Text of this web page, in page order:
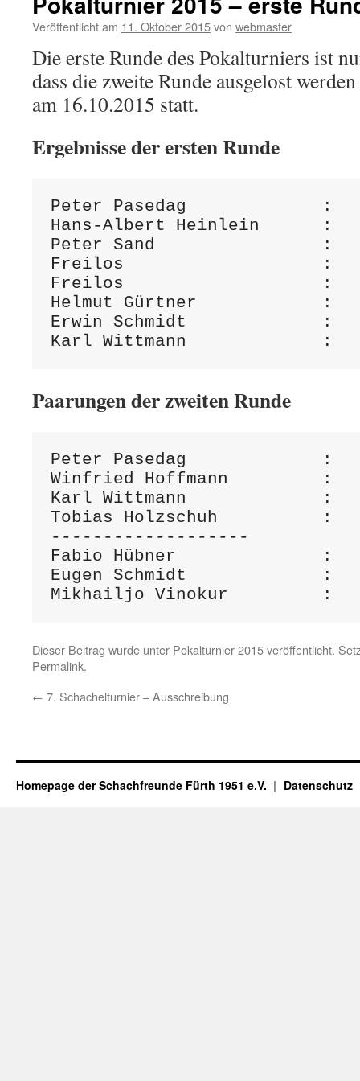
Veröffentlicht am 11. Oktober 2015von webmaster
Die erste Runde des Pokalturniers ist
dass die zweite Runde ausgelost
am 16.10.2015 statt.
Ergebnisse der ersten Runde
Peter Pasedag             :	Eugen Schmidt		1 : 0
Hans-Albert Heinlein      :	Tobias Holzschuh	0 : 1
Peter Sand		  :	Mikhailjo Vinokur	1 : 0
Freilos		          :	Josef Großner		0 : 1
Freilos			  :	Winfried Hoffmann	0 : 1
Helmut Gürtner            :	Dieter Maschinski 	0 : 1
Erwin Schmidt             :	Peter Nickmann		0 : 1
Paarungen der zweiten Runde
Peter Pasedag             :	Großner Josef
Winfried Hoffmann         :	Dieter Maschinski
Karl Wittmann             :	Peter Sand
Tobias Holzschuh          :	Peter Nickmann
-------------------
Fabio Hübner              :	Erwin Schmidt
Eugen Schmidt             :	Helmut Gürtner
Dieser Beitrag wurde unter Pokalturnier 2015veröffentlicht.
Permalink.
← 7. Schachelturnier – Ausschreibung
Homepage der Schachfreunde Fürth 1951 e.V. Datenschutz